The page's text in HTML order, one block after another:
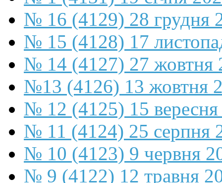
№ 16 (4129) 28 грудня
№ 15 (4128) 17
№ 14 (4127) 27 жовтня
№13 (4126) 13 жовтня
№ 12 (4125) 15
№ 11 (4124) 25 серпня
№ 10 (4123) 9 червня
№ 9 (4122) 12 травня